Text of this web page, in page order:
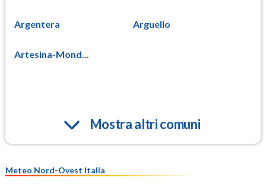
Argentera Arguello
Artesina-Mond...
Mostra altri comuni
Meteo Nord-Ovest Italia